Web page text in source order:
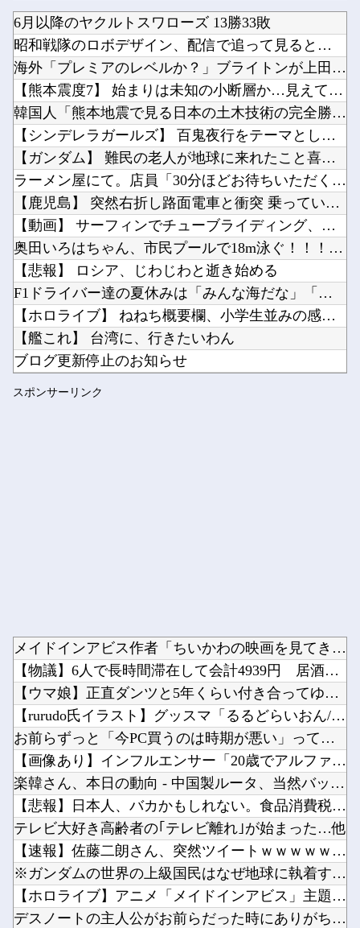
ブログ更新停止のお知らせ
【デレマス】 紗南「アイドルに似合うポケモン？」
☆うまなみ・競馬にゅーす速報 終了のお知らせ
Powered by livedoor 相互RSS
「ゲームの良さはグラフィックじゃない！」とか言ってる奴ってグラセフ6やりたくないの？他
【画像】イオンの店頭に貼られた『ポケカの販売案内』が強気すぎると話題にｗｗｗｗ他
X民「Grok、俺のアカウントで一番気持ち悪いポストを教えて」→超火力の回答に完全敗北する...
【画像】吉岡里帆さん、アドリブでお○ぱいを自ら触らせてしまうｗｗｗｗｗｗｗ他
ハードオフでこの３０００円のノートパソコン見つけたんだけどどうですか？他
【画像】あのちゃんの後ろ姿、「デカい」「いや普通」で大論争ｗｗｗｗ他
【悲報】価格高騰の波、次は「PC用マザーボード」か他
【悲報】アメリカ政府、日本円をアルゼンチン通貨危機と同列扱いへ・・・他
Powered by livedoor 相互RSS
6月以降のヤクルトスワローズ 13勝33敗
昭和戦隊のロボデザイン、配信で追って見ると…
海外「プレミアのレベルか？」ブライトンが上田綺世の獲得に動き...
【熊本震度7】 始まりは未知の小断層か…見えてきた破壊プロセ...
韓国人「熊本地震で見る日本の土木技術の完全勝利をご覧ください...
【シンデレラガールズ】 百鬼夜行をテーマとしたPOP UP ...
【ガンダム】 難民の老人が地球に来れたこと喜んでてアレ？連邦...
ラーメン屋にて。店員「30分ほどお待ちいただく事になります」...
【鹿児島】 突然右折し路面電車と衝突 乗っていた男女3人は車...
【動画】 サーフィンでチューブライディング、チューブの中から...
奥田いろはちゃん、市民プールで18m泳ぐ！！！【乃木坂46】
【悲報】 ロシア、じわじわと逝き始める
F1ドライバー達の夏休みは「みんな海だな」「南半球にスキーし...
【ホロライブ】 ねねち概要欄、小学生並みの感想で草
【艦これ】 台湾に、行きたいわん
ブログ更新停止のお知らせ
スポンサーリンク
メイドインアビス作者「ちいかわの映画を見てきたよ」他
【物議】6人で長時間滞在して会計4939円 居酒屋「喋るだけ...
【ウマ娘】正直ダンツと5年くらい付き合ってゆっくり結婚したい...
【rurudo氏イラスト】グッスマ「るるどらいおん/ぱすてる...
お前らずっと「今PC買うのは時期が悪い」って言ってないか？他
【画像あり】インフルエンサー「20歳でアルファード一括で買え...
楽韓さん、本日の動向 - 中国製ルータ、当然バックドアが仕込...
【悲報】日本人、バカかもしれない。食品消費税減税（8%→1%...
テレビ大好き高齢者の｢テレビ離れ｣が始まった…他
【速報】佐藤二朗さん、突然ツイートｗｗｗｗｗｗｗ他
※ガンダムの世界の上級国民はなぜ地球に執着するのか他
【ホロライブ】アニメ「メイドインアビス」主題歌決定！「Cha...
デスノートの主人公がお前らだった時にありがちなことｗｗｗｗｗ...